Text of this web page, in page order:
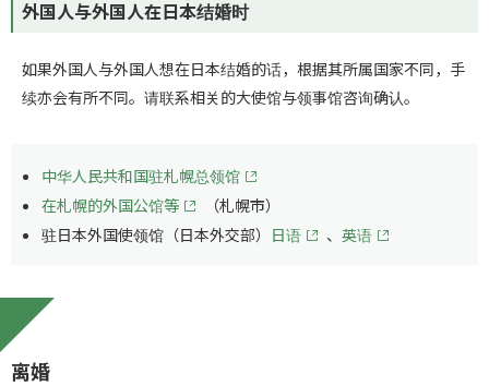
外国人与外国人在日本结婚时
如果外国人与外国人想在日本结婚的话，根据其所属国家不同，手
续亦会有所不同。请联系相关的大使馆与领事馆咨询确认。
中华人民共和国驻札幌总领馆
在札幌的外国公馆等
（札幌市）
驻日本外国使领馆（日本外交部） 日语 、 英语
离婚